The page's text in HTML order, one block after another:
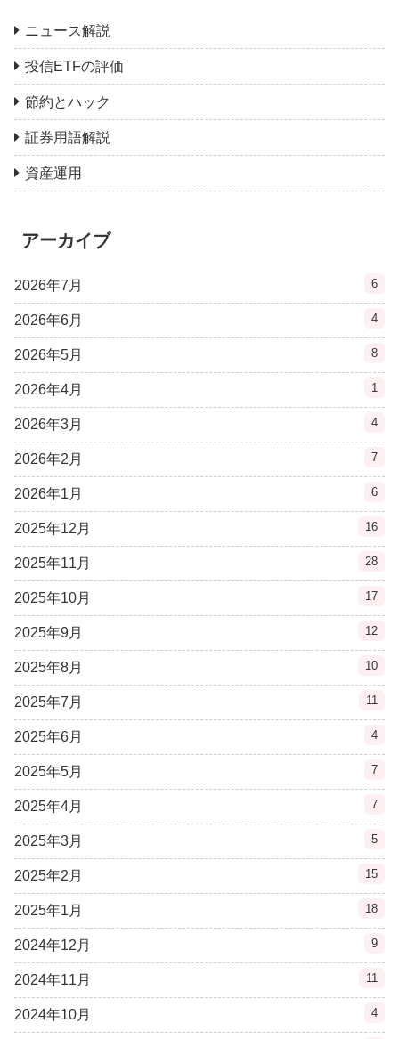
ニュース解説
投信ETFの評価
節約とハック
証券用語解説
資産運用
アーカイブ
2026年7月 6
2026年6月 4
2026年5月 8
2026年4月 1
2026年3月 4
2026年2月 7
2026年1月 6
2025年12月 16
2025年11月 28
2025年10月 17
2025年9月 12
2025年8月 10
2025年7月 11
2025年6月 4
2025年5月 7
2025年4月 7
2025年3月 5
2025年2月 15
2025年1月 18
2024年12月 9
2024年11月 11
2024年10月 4